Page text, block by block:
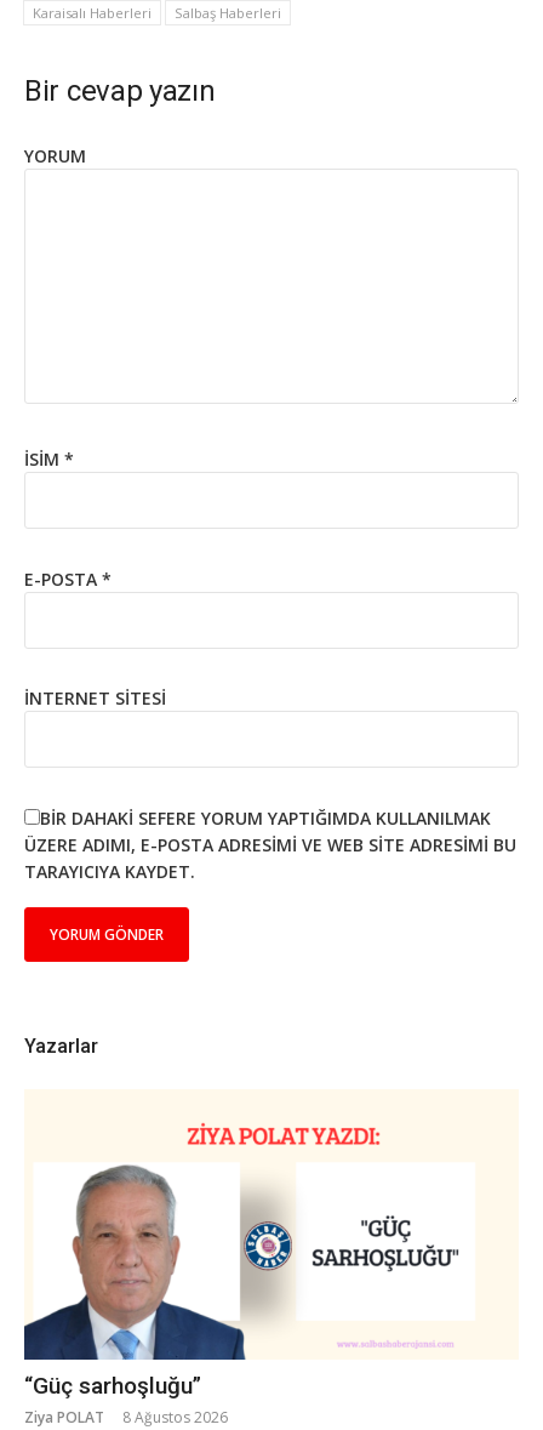
Karaisalı Haberleri
Salbaş Haberleri
Bir cevap yazın
YORUM
İSIM *
E-POSTA *
İNTERNET SITESI
BIR DAHAKI SEFERE YORUM YAPTIĞIMDA KULLANILMAK
ÜZERE ADIMI, E-POSTA ADRESIMI VE WEB SITE ADRESIMI BU
TARAYICIYA KAYDET.
Yazarlar
“Güç sarhoşluğu”
Ziya POLAT 8 Ağustos 2026